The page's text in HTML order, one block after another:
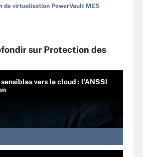
de virtualisation PowerVault ME5
sur Protection des
vers le cloud : l’ANSSI